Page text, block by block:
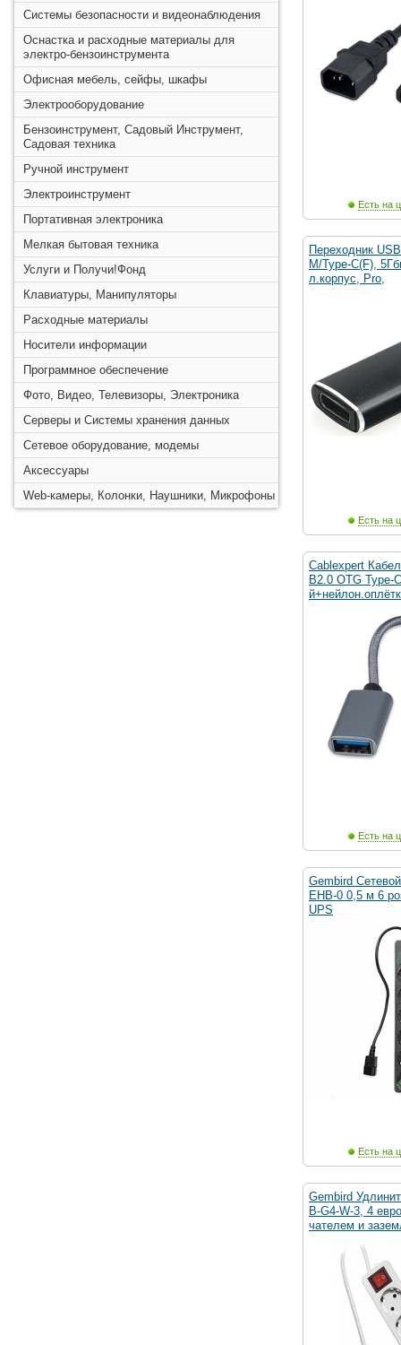
Системы безопасности и видеонаблюдения
Оснастка и расходные материалы для
электро-бензоинструмента
Офисная мебель, сейфы, шкафы
Электрооборудование
Бензоинструмент, Садовый Инструмент,
Садовая техника
Ручной инструмент
Электроинструмент
Портативная электроника
Мелкая бытовая техника
Услуги и Получи!Фонд
Клавиатуры, Манипуляторы
Расходные материалы
Носители информации
Программное обеспечение
Фото, Видео, Телевизоры, Электроника
Серверы и Системы хранения данных
Сетевое оборудование, модемы
Аксессуары
Web-камеры, Колонки, Наушники, Микрофоны
Есть на
Переходник
M/Type-C(F),
л.корпус, Pro,
Есть на
Cablexpert
B2.0 OTG Type-
Есть на
Gembird
EHB-0 0,5 м 6
UPS
Есть на
Gembird
B-G4-W-3, 4
чателем и